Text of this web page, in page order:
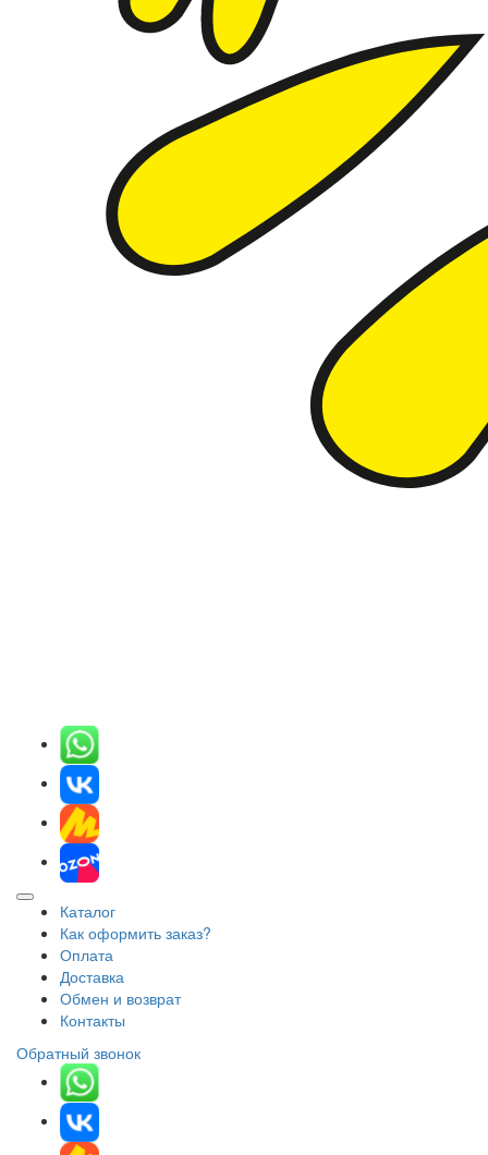
Каталог
Как оформить заказ?
Оплата
Доставка
Обмен и возврат
Контакты
Обратный звонок